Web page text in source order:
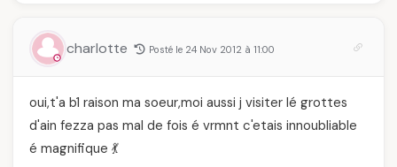
charlotte Posté le 24 Nov 2012 à 11:00
oui,t'a b1 raison ma soeur,moi aussi j visiter lé grottes
d'ain fezza pas mal de fois é vrmnt c'etais innoubliable
é magnifique 💃